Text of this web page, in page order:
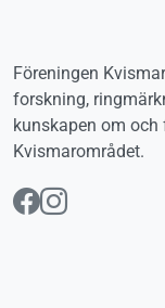
Föreningen
forskning,
kunskapen om
Kvismarområdet.
Följ oss
Följ oss